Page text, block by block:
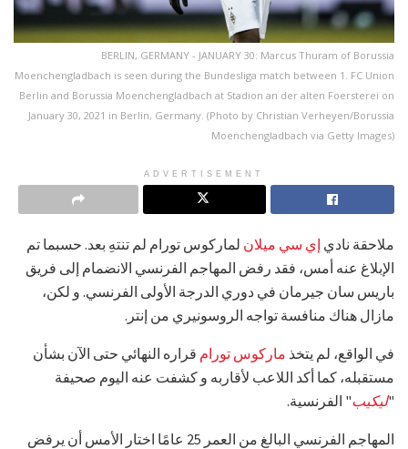
BERLIN, GERMANY - JANUARY 30: Marcus Thuram of Borussia
Moenchengladbach is seen during the Bundesliga match between 1. FC Union
Berlin and Borussia Moenchengladbach at Stadion an der alten Foersterei on
January 30, 2021 in Berlin, Germany. (Photo by Christian Verheyen/Borussia
Moenchengladbach via Getty Images)
ADVERTISEMENT
ملاحقة نادي إي سي ميلان لماركوس تورام لم تنتهِ بعد. حسبما تم
الإبلاغ عنه أمس، فقد رفض المهاجم الفرنسي الانضمام إلى فريق
باريس سان جيرمان في دوري الدرجة الأولى الفرنسي. و لكن،
مازال هناك منافسة تواجه الروسونيري من إنتر.
في الواقع، لم يتخذ ماركوس تورام قراره النهائي حتى الآن بشأن
مستقبله، كما أكد اللاعب لأقاربه و كشفت عنه اليوم صحيفة
"ليكيب" الفرنسية.
المهاجم الفرنسي البالغ من العمر 25 عامًا اختار الأمس أن يرفض